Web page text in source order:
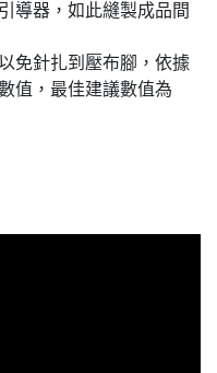
導器，如此縫製成品間
免針扎到壓布腳，依據
值，最佳建議數值為